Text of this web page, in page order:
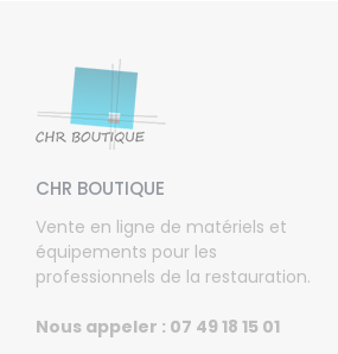
CHR BOUTIQUE
Vente en ligne de matériels et
équipements pour les
professionnels de la restauration.
Nous appeler : 07 49 18 15 01